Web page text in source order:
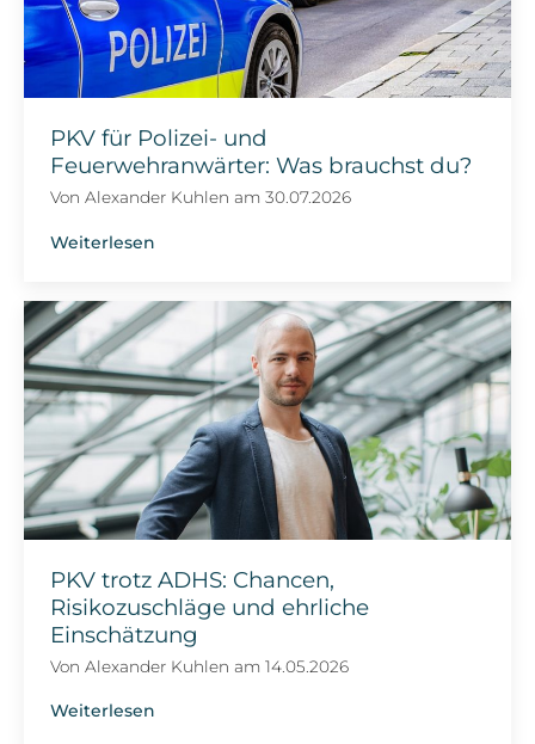
PKV für Polizei- und
Feuerwehranwärter: Was brauchst du?
VonAlexander Kuhlen am30.07.2026
Weiterlesen
PKV trotz ADHS: Chancen,
Risikozuschläge und ehrliche
Einschätzung
VonAlexander Kuhlen am14.05.2026
Weiterlesen